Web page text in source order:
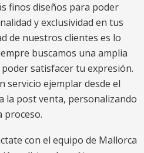
finos diseños para poder
y exclusividad en tus
de nuestros clientes es lo
buscamos una amplia
satisfacer tu expresión.
servicio ejemplar desde el
la post venta, personalizando
proceso.
con el equipo de Mallorca